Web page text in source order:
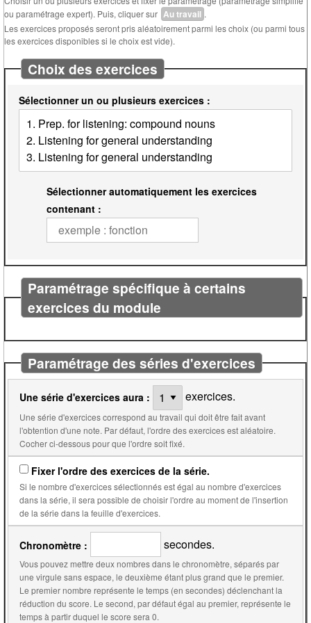
ou paramétrage expert). Puis, cliquer sur Au travail .
Les exercices proposés seront pris aléatoirement parmi les choix (ou parmi tous
les exercices disponibles si le choix est vide).
Choix des exercices
Sélectionner un ou plusieurs exercices :
Sélectionner automatiquement les exercices
contenant :
Paramétrage spécifique à certains
exercices du module
Paramétrage des séries d'exercices
Une série d'exercices aura : exercices.
Une série d'exercices correspond au travail qui doit être fait avant
l'obtention d'une note. Par défaut, l'ordre des exercices est aléatoire.
Cocher ci-dessous pour que l'ordre soit fixé.
Fixer l'ordre des exercices de la série.
Si le nombre d'exercices sélectionnés est égal au nombre d'exercices
dans la série, il sera possible de choisir l'ordre au moment de l'insertion
de la série dans la feuille d'exercices.
Chronomètre : secondes.
Vous pouvez mettre deux nombres dans le chronomètre, séparés par
une virgule sans espace, le deuxième étant plus grand que le premier.
Le premier nombre représente le temps (en secondes) déclenchant la
réduction du score. Le second, par défaut égal au premier, représente le
temps à partir duquel le score sera 0.